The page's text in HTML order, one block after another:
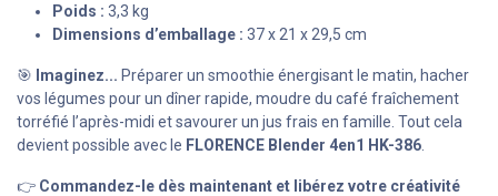
Poids : 3,3 kg
Dimensions d’emballage : 37 x 21 x 29,5 cm
🎯 Imaginez... Préparer un smoothie énergisant le matin, hacher
vos légumes pour un dîner rapide, moudre du café fraîchement
torréfié l’après-midi et savourer un jus frais en famille. Tout cela
devient possible avec le FLORENCE Blender 4en1 HK-386
👉 Commandez-le dès maintenant et libérez votre créativité